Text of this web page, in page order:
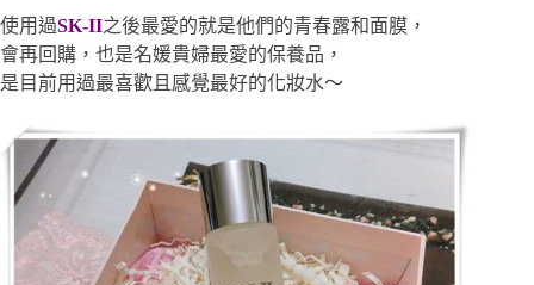
使用過SK-II之後最愛的就是他們的青春露和面膜，
會再回購，也是名媛貴婦最愛的保養品，
是目前用過最喜歡且感覺最好的化妝水～